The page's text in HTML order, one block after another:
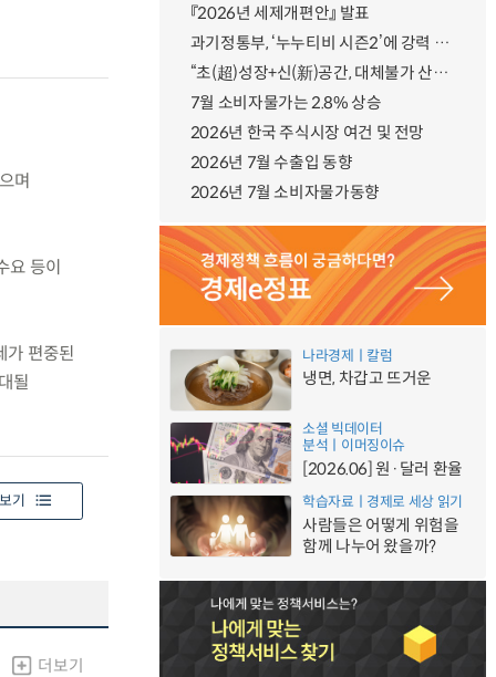
며
요 등이
가 편중된
될
기
더보기
『2026년 세제개편안』 발표
과기정통부, ‘누누티비 시즌2’에 강력 대응 의지 밝혀
“초(超)성장+신(新)공간, 대체불가 산업강국”
7월 소비자물가는 2.8% 상승
2026년 한국 주식시장 여건 및 전망
2026년 7월 수출입 동향
2026년 7월 소비자물가동향
나라경제ㅣ칼럼
냉면, 차갑고 뜨거운
소셜 빅데이터
분석ㅣ이머징이슈
[2026.06] 원·달러 환율
학습자료ㅣ경제로 세상 읽기
사람들은 어떻게 위험을
함께 나누어 왔을까?